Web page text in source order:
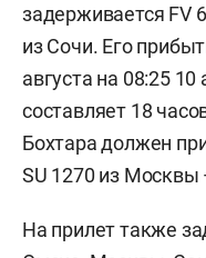
задерживается FV
из Сочи. Его
августа на 08:25
составляет 18
Бохтара должен
SU 1270 из Москвы
На прилет также